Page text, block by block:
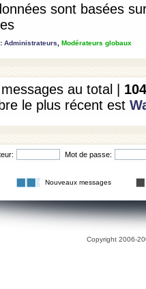
sont basées
Administrateurs Modérateurs globaux
messages au total | 104
le plus récent est
Mot de passe:
Nouveaux messages
Copyright 2006-